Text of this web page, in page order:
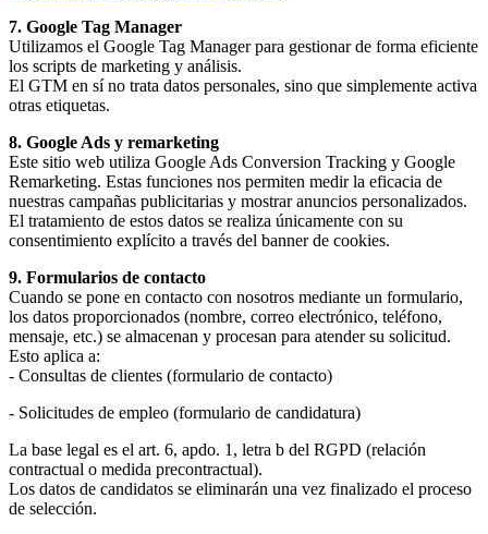
7. Google Tag Manager
Utilizamos el Google Tag Manager para gestionar de forma eficiente
los scripts de marketing y análisis.
El GTM en sí no trata datos personales, sino que simplemente activa
otras etiquetas.
8. Google Ads y remarketing
Este sitio web utiliza Google Ads Conversion Tracking y Google
Remarketing. Estas funciones nos permiten medir la eficacia de
nuestras campañas publicitarias y mostrar anuncios personalizados.
El tratamiento de estos datos se realiza únicamente con su
consentimiento explícito a través del banner de cookies.
9. Formularios de contacto
Cuando se pone en contacto con nosotros mediante un formulario,
los datos proporcionados (nombre, correo electrónico, teléfono,
mensaje, etc.) se almacenan y procesan para atender su solicitud.
Esto aplica a:
- Consultas de clientes (formulario de contacto)
- Solicitudes de empleo (formulario de candidatura)
La base legal es el art. 6, apdo. 1, letra b del RGPD (relación
contractual o medida precontractual).
Los datos de candidatos se eliminarán una vez finalizado el proceso
de selección.